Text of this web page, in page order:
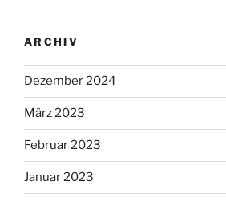
ARCHIV
Dezember 2024
März 2023
Februar 2023
Januar 2023